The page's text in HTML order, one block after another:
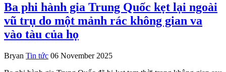
Ba phi hành gia Trung Quốc kẹt lại ngoài
vũ trụ do một mảnh rác không gian va
vào tàu của họ
Bryan Tin tức 06 November 2025